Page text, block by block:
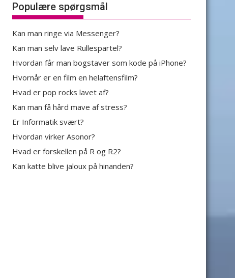
Populære spørgsmål
Kan man ringe via Messenger?
Kan man selv lave Rullespartel?
Hvordan får man bogstaver som kode på iPhone?
Hvornår er en film en helaftensfilm?
Hvad er pop rocks lavet af?
Kan man få hård mave af stress?
Er Informatik svært?
Hvordan virker Asonor?
Hvad er forskellen på R og R2?
Kan katte blive jaloux på hinanden?